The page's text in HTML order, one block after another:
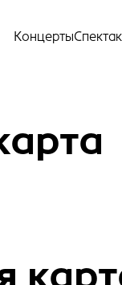
Концерты